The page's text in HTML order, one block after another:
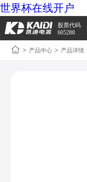
世界杯在线开户
股票代码
605288
> 产品中心 > 产品详情